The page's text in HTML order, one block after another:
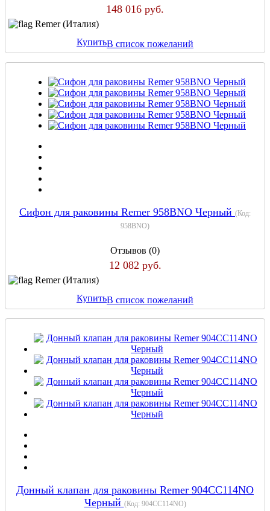
148 016 руб.
Remer (Италия)
КупитьВ список пожеланий
Сифон для раковины Remer 958BNO Черный (Код:
958BNO)
Отзывов (0)
12 082 руб.
Remer (Италия)
КупитьВ список пожеланий
Донный клапан для раковины Remer 904CC114NO
Черный (Код: 904CC114NO)